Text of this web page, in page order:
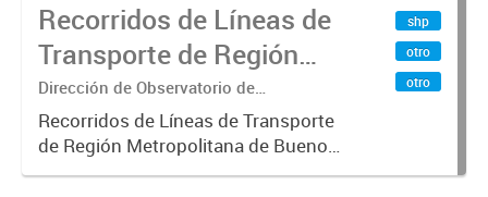
Recorridos de Líneas de
Transporte de Región
Metropolitana de
Buenos Aires (RMBA)
Dirección de Observatorio de
Transporte, Estudio y Sistemas
Recorridos de Líneas de Transporte
de Región Metropolitana de Buenos
Aires (RMBA).-
shp
otro
otro